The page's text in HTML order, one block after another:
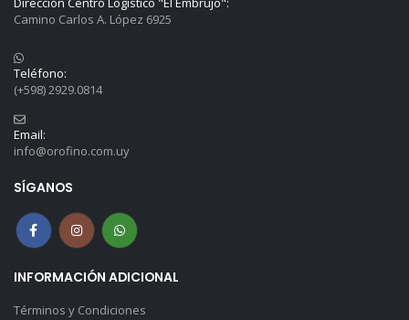
Camino Carlos A. López 6925
Teléfono:
(+598) 2929.0814
Email:
info@orofino.com.uy
SÍGANOS
INFORMACIÓN ADICIONAL
Términos y Condiciones